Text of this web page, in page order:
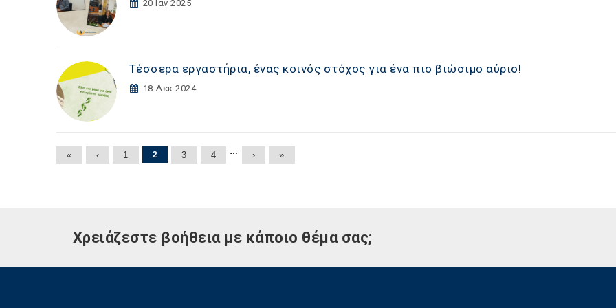
20 Ιαν 2025
Τέσσερα εργαστήρια, ένας κοινός στόχος για ένα πιο βιώσιμο αύριο!
18 Δεκ 2024
Σελίδες
« ‹ 1 2 3 4 … › »
Χρειάζεστε βοήθεια με κάποιο θέμα σας;